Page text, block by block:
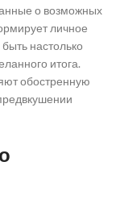
о возможных
личное
настолько
итога.
обостренную